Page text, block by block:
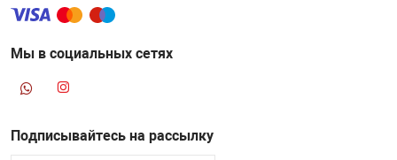
Мы в социальных сетях
Подписывайтесь на рассылку